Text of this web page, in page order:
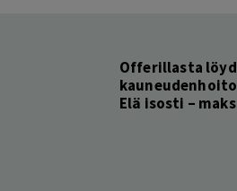
Offerillasta
Elä isosti –